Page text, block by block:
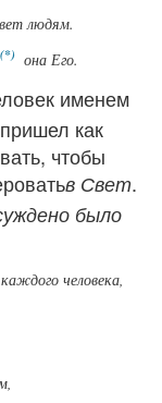
людям.
она Его.
именем
как
чтобы
в Свет.
было
человека,